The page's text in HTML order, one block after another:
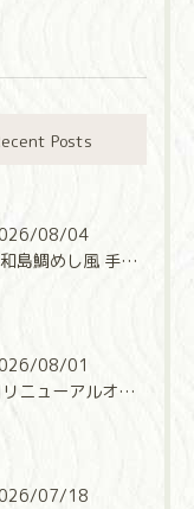
Posts
08/04
✨宇和島鯛めし風 手巻き寿司✨
08/01
本日リニューアルオープン‼️
07/18